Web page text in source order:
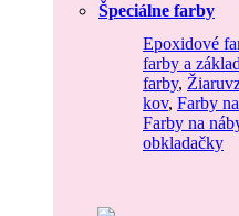
Špeciálne farby
Epoxidové
farby a
farby,
kov, Farby
Farby na
obkladačky